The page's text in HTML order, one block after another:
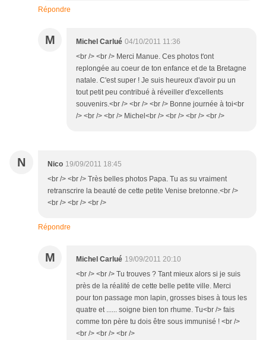
Répondre
M Michel Carlué 04/10/2011 11:36
<br /> <br /> Merci Manue. Ces photos t'ont
replongée au coeur de ton enfance et de ta Bretagne
natale. C'est super ! Je suis heureux d'avoir pu un
tout petit peu contribué à réveiller d'excellents
souvenirs.<br /> <br /> <br /> Bonne journée à toi<br
/> <br /> <br /> Michel<br /> <br /> <br /> <br />
N Nico 19/09/2011 18:45
<br /> <br /> Très belles photos Papa. Tu as su vraiment
retranscrire la beauté de cette petite Venise bretonne.<br />
<br /> <br /> <br />
Répondre
M Michel Carlué 19/09/2011 20:10
<br /> <br /> Tu trouves ? Tant mieux alors si je suis
près de la réalité de cette belle petite ville. Merci
pour ton passage mon lapin, grosses bises à tous les
quatre et ...... soigne bien ton rhume. Tu<br /> fais
comme ton père tu dois être sous immunisé ! <br />
<br /> <br /> <br />